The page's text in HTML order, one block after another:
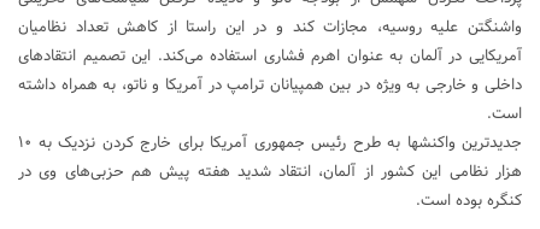
واشنگتن علیه روسیه، مجازات کند و در این راستا از کاهش تعداد نظامیان
آمریکایی در آلمان به عنوان اهرم فشاری استفاده می‌کند. این تصمیم انتقادهای
داخلی و خارجی به ویژه در بین همپیانان ترامپ در آمریکا و ناتو، به همراه داشته
است.
جدیدترین واکنشها به طرح رئیس جمهوری آمریکا برای خارج کردن نزدیک به ۱۰
هزار نظامی این کشور از آلمان، انتقاد شدید هفته پیش هم حزبی‌های وی در
کنگره بوده است.